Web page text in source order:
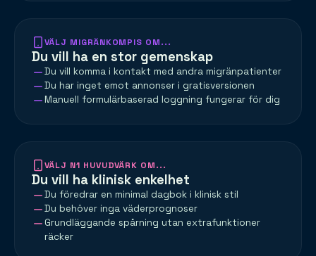
VÄLJ MIGRÄNKOMPIS OM...
Du vill ha en stor gemenskap
Du vill komma i kontakt med andra migränpatienter
Du har inget emot annonser i gratisversionen
Manuell formulärbaserad loggning fungerar för dig
VÄLJ N1 HUVUDVÄRK OM...
Du vill ha klinisk enkelhet
Du föredrar en minimal dagbok i klinisk stil
Du behöver inga väderprognoser
Grundläggande spårning utan extrafunktioner
räcker